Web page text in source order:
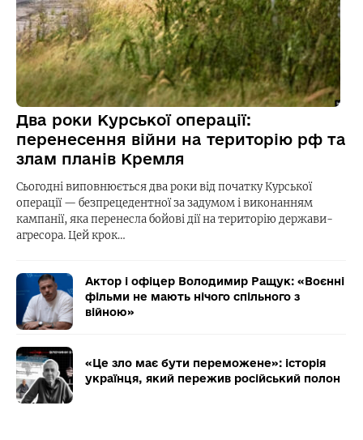
Два роки Курської операції:
перенесення війни на територію рф та
злам планів Кремля
Сьогодні виповнюється два роки від початку Курської
операції — безпрецедентної за задумом і виконанням
кампанії, яка перенесла бойові дії на територію держави-
агресора. Цей крок…
Актор і офіцер Володимир Ращук: «Воєнні
фільми не мають нічого спільного з
війною»
«Це зло має бути переможене»: історія
українця, який пережив російський полон